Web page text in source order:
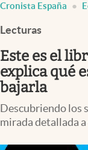
España
Cronista España
Lecturas
Este es el
explica qué
bajarla
Descubriendo los
mirada detallada